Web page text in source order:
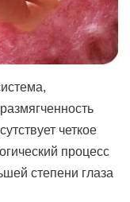
четкое
процесс
степени глаза